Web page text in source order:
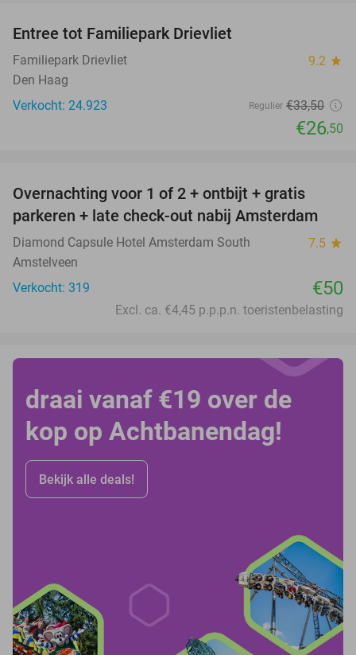
Entree tot Familiepark Drievliet
Familiepark Drievliet 9.2 star
Den Haag
Verkocht: 24.923
Regulier €33,50
€26,50
Overnachting voor 1 of 2 + ontbijt + gratis
parkeren + late check-out nabij Amsterdam
Diamond Capsule Hotel Amsterdam South 7.5 star
Amstelveen
Verkocht: 319
€50
Excl. ca. €4,45 p.p.p.n. toeristenbelasting
draai vanaf €19 over de
kop op Achtbanendag!
Bekijk alle deals!